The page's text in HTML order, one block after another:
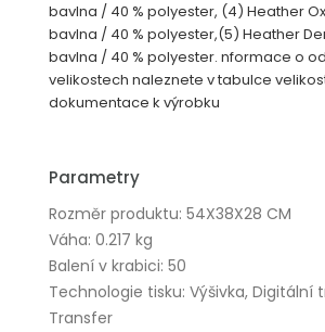
bavlna / 40 % polyester, (4) Heather
bavlna / 40 % polyester,(5) Heather
bavlna / 40 % polyester. nformace o
velikostech naleznete v tabulce
dokumentace k výrobku
Parametry
Rozměr produktu: 54X38X28 CM
Váha: 0.217 kg
Balení v krabici: 50
Technologie tisku: Výšivka, Digitální
Transfer